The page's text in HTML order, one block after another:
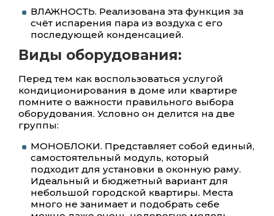
ВЛАЖНОСТЬ. Реализована эта функция за
счёт испарения пара из воздуха с его
последующей конденсацией.
Виды оборудования:
Перед тем как воспользоваться услугой
кондиционирования в доме или квартире
помните о важности правильного выбора
оборудования. Условно он делится на две
группы:
МОНОБЛОКИ. Представляет собой единый,
самостоятельный модуль, который
подходит для установки в оконную раму.
Идеальный и бюджетный вариант для
небольшой городской квартиры. Места
много не занимает и подобрать себе